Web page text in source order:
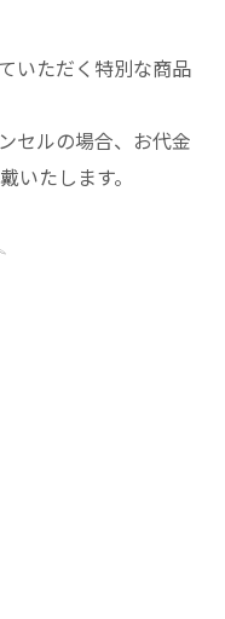
いただく特別な商品
セルの場合、お代金
いたします。